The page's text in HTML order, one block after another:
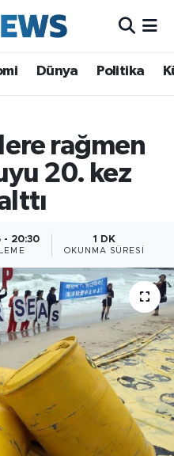
Dünya Politika
rağmen
20. kez
- 20:30 1 DK
OKUNMA SÜRESI